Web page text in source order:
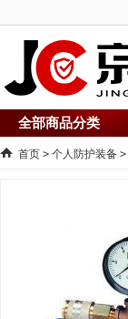
全部商品分类
首页 > 个人防护装备 >